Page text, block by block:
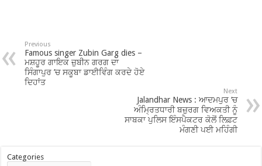
Previous
Famous singer Zubin Garg dies –
ਮਸ਼ਹੂਰ ਗਾਇਕ ਜ਼ੁਬੀਨ ਗਰਗ ਦਾ
ਸਿੰਗਾਪੁਰ ’ਚ ਸਕੂਬਾ ਡਾਈਵਿੰਗ ਕਰਦੇ ਹੋਏ
ਦਿਹਾਂਤ
Next
Jalandhar News : ਆਦਮਪੁਰ ‘ਚ
ਅੰਮ੍ਰਿਤਧਾਰੀ ਬਜ਼ੁਰਗ ਵਿਅਕਤੀ ਨੂੰ
ਸਾਬਕਾ ਪੁਲਿਸ ਇੰਸਪੈਕਟਰ ਕੋਲੋਂ ਲਿਫ਼ਟ
ਮੰਗਣੀ ਪਈ ਮਹਿੰਗੀ
Categories